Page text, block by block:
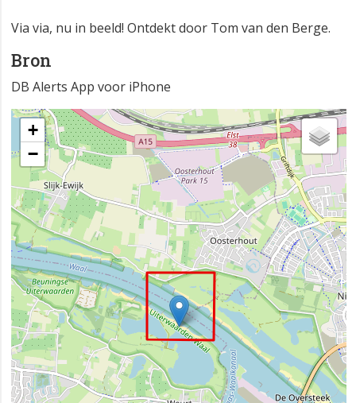
Via via, nu in beeld! Ontdekt door Tom van den Berge.
Bron
DB Alerts App voor iPhone
+
−